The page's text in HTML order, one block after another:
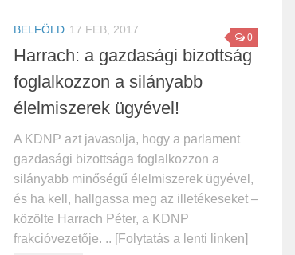
0
BELFÖLD 17 FEB, 2017
Harrach: a gazdasági bizottság
foglalkozzon a silányabb
élelmiszerek ügyével!
A KDNP azt javasolja, hogy a parlament
gazdasági bizottsága foglalkozzon a
silányabb minőségű élelmiszerek ügyével,
és ha kell, hallgassa meg az illetékeseket –
közölte Harrach Péter, a KDNP
frakcióvezetője. .. [Folytatás a lenti linken]